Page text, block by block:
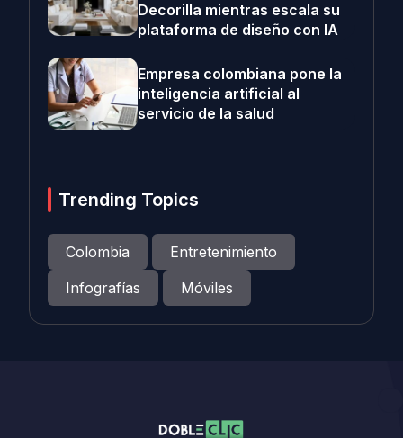
Decorilla mientras escala su
plataforma de diseño con IA
Empresa colombiana pone la
inteligencia artificial al
servicio de la salud
Trending Topics
Colombia
Entretenimiento
Infografías
Móviles